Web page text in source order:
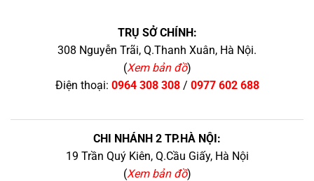
TRỤ SỞ CHÍNH:
308 Nguyễn Trãi, Q.Thanh Xuân, Hà Nội.
(Xem bản đồ)
Điện thoại: 0964 308 308/ 0977 602 688
CHI NHÁNH 2 TP.HÀ NỘI:
19 Trần Quý Kiên, Q.Cầu Giấy, Hà Nội
(Xem bản đồ)